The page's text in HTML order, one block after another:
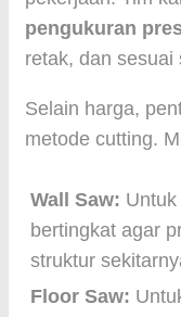
pengukuran
retak, dan sesuai
Selain harga,
metode cutting.
Wall Saw:
bertingkat agar
struktur
Floor Saw: